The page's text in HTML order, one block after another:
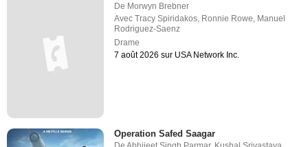
De Morwyn Brebner
AvecTracy Spiridakos Ronnie Rowe Manuel
Rodriguez-Saenz
Drame
7 août 2026 sur USA Network Inc.
Operation Safed Saagar